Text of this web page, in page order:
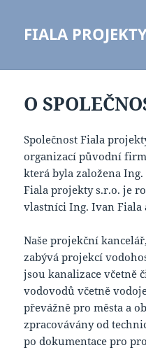
FIALA
O
Společnost Fiala
organizací původní
která byla založena
Fiala projekty s.r.o. je
vlastníci Ing. Ivan Fiala
Naše projekční
zabývá projekcí
jsou kanalizace včetně
vodovodů včetně
převážně pro města a
zpracovávány od
po dokumentace pro